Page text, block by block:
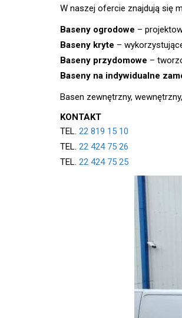
W naszej ofercie znajdują się
Baseny ogrodowe –
Baseny kryte –
Baseny przydomowe –
Baseny na indywidualne
Basen zewnętrzny,
KONTAKT
TEL. 22 819 15 10
TEL. 22 424 75 26
TEL. 22 424 75 25